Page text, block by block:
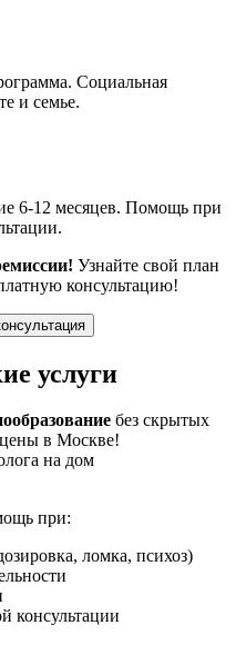
Социальная
и семье.
6-12 месяцев. Помощь при
Узнайте свой план
консультацию!
услуги
без скрытых
в Москве!
на дом
при:
ломка, психоз)
консультации